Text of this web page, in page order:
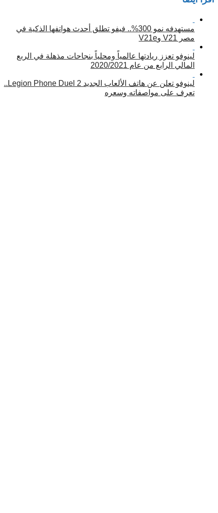
مستهدفه نمو 300%.. فيفو تطلق أحدث هواتفها الذكية في
مصر V21 وV21e
لينوفو تعزز ريادتها عالمياً ومحلياً بنجاحات مذهلة في الربع
المالي الرابع من عام 2020/2021
لينوفو تعلن عن هاتف الألعاب الجديد Legion Phone Duel 2..
تعرف على مواصفاته وسعره